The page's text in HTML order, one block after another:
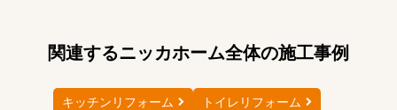
関連するニッカホーム全体の施工事例
キッチンリフォーム トイレリフォーム